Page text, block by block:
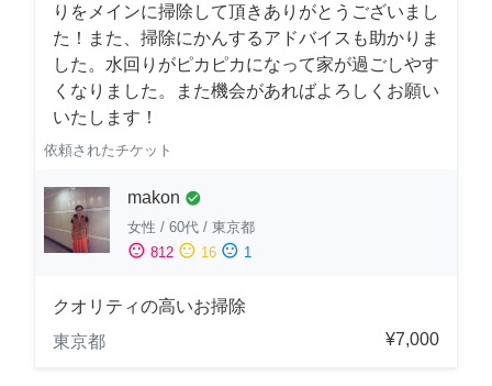
りをメインに掃除して頂きありがとうございまし
た！また、掃除にかんするアドバイスも助かりま
した。水回りがピカピカになって家が過ごしやす
くなりました。また機会があればよろしくお願い
いたします！
依頼されたチケット
makon check_circle
女性 / 60代 / 東京都
sentiment_satisfied 812 sentiment_neutral 16 sentiment_dissatisfied 1
クオリティの高いお掃除
東京都
¥7,000